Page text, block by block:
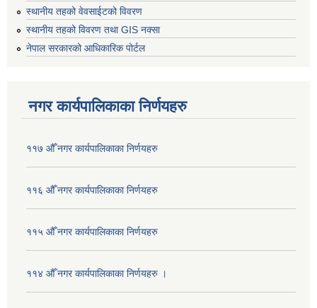
स्थानीय तहको वेवसाईटको विवरण
स्थानीय तहको विवरण तथा GIS नक्सा
नेपाल सरकारको आधिकारिक पोर्टल
नगर कार्यपालिकाका निर्णयहरु
११७ औँ नगर कार्यपालिकाका निर्णयहरु
११६ औँ नगर कार्यपालिकाका निर्णयहरु
११५ औँ नगर कार्यपालिकाका निर्णयहरु
११४ औँ नगर कार्यपालिकाका निर्णयहरु ।